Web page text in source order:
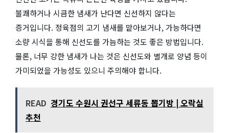
불쾌하거나 시큼한 냄새가 난다면 신선하지 않다는
증거입니다. 정육점의 고기 냄새를 맡아보거나, 가능하다면
소량 시식을 통해 신선도를 가늠하는 것도 좋은 방법입니다.
물론, 너무 강한 냄새가 나는 것은 신선도와 별개로 양념 등이
가미되었을 가능성도 있으니 주의해야 합니다.
READ 경기도 수원시 권선구 세류동 뽑기방 | 오락실
추천